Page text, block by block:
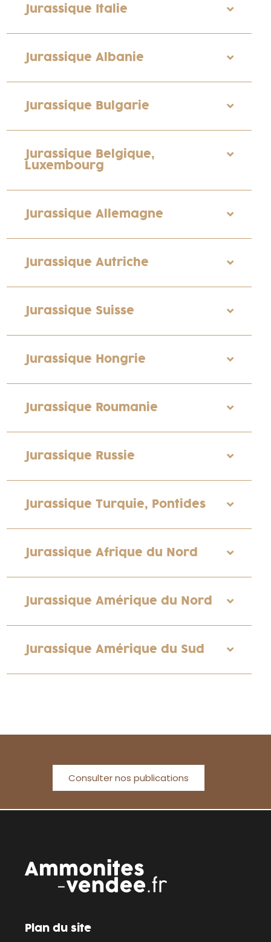
Jurassique Italie
Jurassique Albanie
Jurassique Bulgarie
Jurassique Belgique,
Luxembourg
Jurassique Allemagne
Jurassique Autriche
Jurassique Suisse
Jurassique Hongrie
Jurassique Roumanie
Jurassique Russie
Jurassique Turquie, Pontides
Jurassique Afrique du Nord
Jurassique Amérique du Nord
Jurassique Amérique du Sud
Consulter nos publications
Plan du site